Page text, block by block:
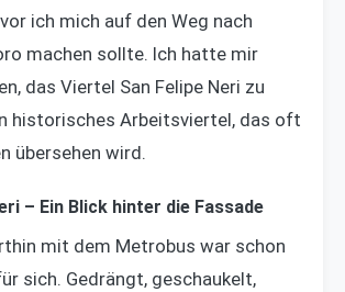
ich mich auf den Weg nach
machen sollte. Ich hatte mir
das Viertel San Felipe Neri zu
historisches Arbeitsviertel, das oft
übersehen wird.
– Ein Blick hinter die Fassade
mit dem Metrobus war schon
sich. Gedrängt, geschaukelt,